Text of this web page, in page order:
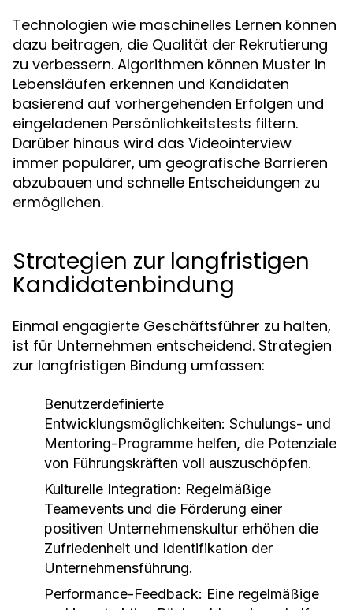
Technologien wie maschinelles Lernen können
dazu beitragen, die Qualität der Rekrutierung
zu verbessern. Algorithmen können Muster in
Lebensläufen erkennen und Kandidaten
basierend auf vorhergehenden Erfolgen und
eingeladenen Persönlichkeitstests filtern.
Darüber hinaus wird das Videointerview
immer populärer, um geografische Barrieren
abzubauen und schnelle Entscheidungen zu
ermöglichen.
Strategien zur langfristigen
Kandidatenbindung
Einmal engagierte Geschäftsführer zu halten,
ist für Unternehmen entscheidend. Strategien
zur langfristigen Bindung umfassen:
Benutzerdefinierte
Entwicklungsmöglichkeiten: Schulungs- und
Mentoring-Programme helfen, die Potenziale
von Führungskräften voll auszuschöpfen.
Kulturelle Integration: Regelmäßige
Teamevents und die Förderung einer
positiven Unternehmenskultur erhöhen die
Zufriedenheit und Identifikation der
Unternehmensführung.
Performance-Feedback: Eine regelmäßige